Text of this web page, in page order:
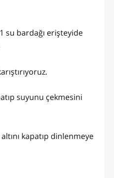
su bardağı erişteyide
suyunu çekmesini
kapatıp dinlenmeye